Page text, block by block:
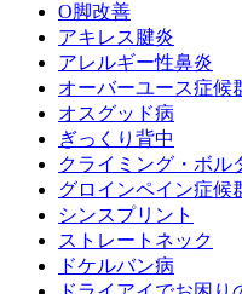
O脚改善
アキレス腱炎
アレルギー性鼻炎
オーバーユース症候
オスグッド病
ぎっくり背中
クライミング・ボル
グロインペイン症候
シンスプリント
ストレートネック
ドケルバン病